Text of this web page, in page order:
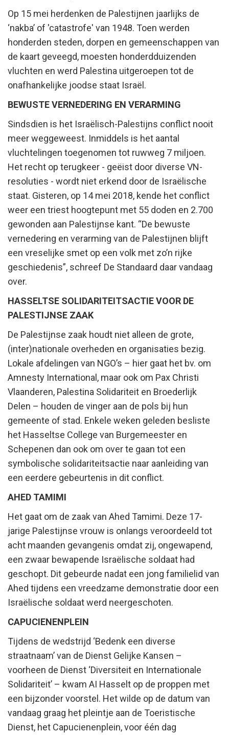
Op 15 mei herdenken de Palestijnen jaarlijks de
‘nakba’ of 'catastrofe' van 1948. Toen werden
honderden steden, dorpen en gemeenschappen van
de kaart geveegd, moesten honderdduizenden
vluchten en werd Palestina uitgeroepen tot de
onafhankelijke joodse staat Israël.
BEWUSTE VERNEDERING EN VERARMING
Sindsdien is het Israëlisch-Palestijns conflict nooit
meer weggeweest. Inmiddels is het aantal
vluchtelingen toegenomen tot ruwweg 7 miljoen.
Het recht op terugkeer - geëist door diverse VN-
resoluties - wordt niet erkend door de Israëlische
staat. Gisteren, op 14 mei 2018, kende het conflict
weer een triest hoogtepunt met 55 doden en 2.700
gewonden aan Palestijnse kant. “De bewuste
vernedering en verarming van de Palestijnen blijft
een vreselijke smet op een volk met zo’n rijke
geschiedenis”, schreef De Standaard daar vandaag
over.
HASSELTSE SOLIDARITEITSACTIE VOOR DE
PALESTIJNSE ZAAK
De Palestijnse zaak houdt niet alleen de grote,
(inter)nationale overheden en organisaties bezig.
Lokale afdelingen van NGO’s – hier gaat het bv. om
Amnesty International, maar ook om Pax Christi
Vlaanderen, Palestina Solidariteit en Broederlijk
Delen – houden de vinger aan de pols bij hun
gemeente of stad. Enkele weken geleden besliste
het Hasseltse College van Burgemeester en
Schepenen dan ook om over te gaan tot een
symbolische solidariteitsactie naar aanleiding van
een eerdere gebeurtenis in dit conflict.
AHED TAMIMI
Het gaat om de zaak van Ahed Tamimi. Deze 17-
jarige Palestijnse vrouw is onlangs veroordeeld tot
acht maanden gevangenis omdat zij, ongewapend,
een zwaar bewapende Israëlische soldaat had
geschopt. Dit gebeurde nadat een jong familielid van
Ahed tijdens een vreedzame demonstratie door een
Israëlische soldaat werd neergeschoten.
CAPUCIENENPLEIN
Tijdens de wedstrijd ‘Bedenk een diverse
straatnaam’ van de Dienst Gelijke Kansen –
voorheen de Dienst ‘Diversiteit en Internationale
Solidariteit’ – kwam AI Hasselt op de proppen met
een bijzonder voorstel. Het wilde op de datum van
vandaag graag het pleintje aan de Toeristische
Dienst, het Capucienenplein, voor één dag